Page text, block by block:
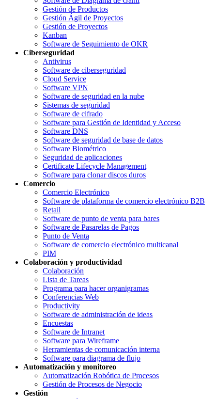
Gestión de Productos
Gestión Ágil de Proyectos
Gestión de Proyectos
Kanban
Software de Seguimiento de OKR
Ciberseguridad
Antivirus
Software de ciberseguridad
Cloud Service
Software VPN
Software de seguridad en la nube
Sistemas de seguridad
Software de cifrado
Software para Gestión de Identidad y Acceso
Software DNS
Software de seguridad de base de datos
Software Biométrico
Seguridad de aplicaciones
Certificate Lifecycle Management
Software para clonar discos duros
Comercio
Comercio Electrónico
Software de plataforma de comercio electrónico B2B
Retail
Software de punto de venta para bares
Software de Pasarelas de Pagos
Punto de Venta
Software de comercio electrónico multicanal
PIM
Colaboración y productividad
Colaboración
Lista de Tareas
Programa para hacer organigramas
Conferencias Web
Productivity
Software de administración de ideas
Encuestas
Software de Intranet
Software para Wireframe
Herramientas de comunicación interna
Software para diagrama de flujo
Automatización y monitoreo
Automatización Robótica de Procesos
Gestión de Procesos de Negocio
Gestión